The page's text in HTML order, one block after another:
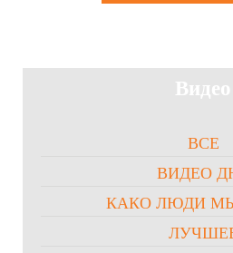
Видео
ВСЕ
ВИДЕО
КАКО ЛЮДИ